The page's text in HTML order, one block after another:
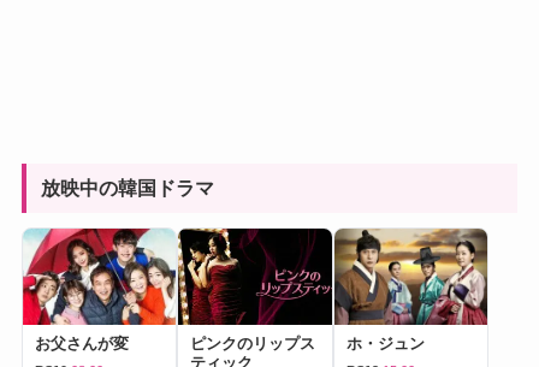
放映中の韓国ドラマ
お父さんが変
ピンクのリップス
ティック
ホ・ジュン